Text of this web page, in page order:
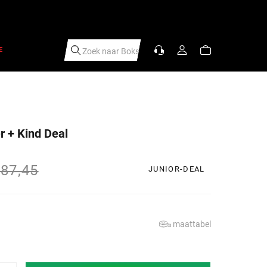
Zoek naar Sc|
+ Kind Deal
JUNIOR-DEAL
maattabel